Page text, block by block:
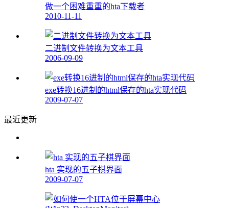
做一个困难重重的hta下载者
2010-11-11
二进制文件转换为文本工具
2006-09-09
exe转换16进制的html保存的hta实现代码
2009-07-07
最近更新
hta 实现的五子棋界面
2009-07-07